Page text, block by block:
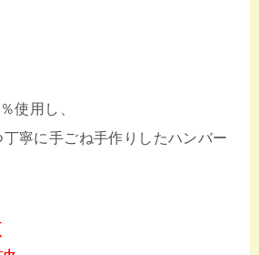
使用し、
寧に手ごね手作りしたハンバー